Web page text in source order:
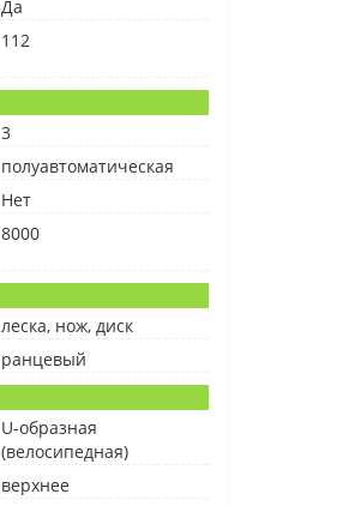
Да
112
3
полуавтоматическая
Нет
8000
леска, нож, диск
ранцевый
U-образная
(велосипедная)
верхнее